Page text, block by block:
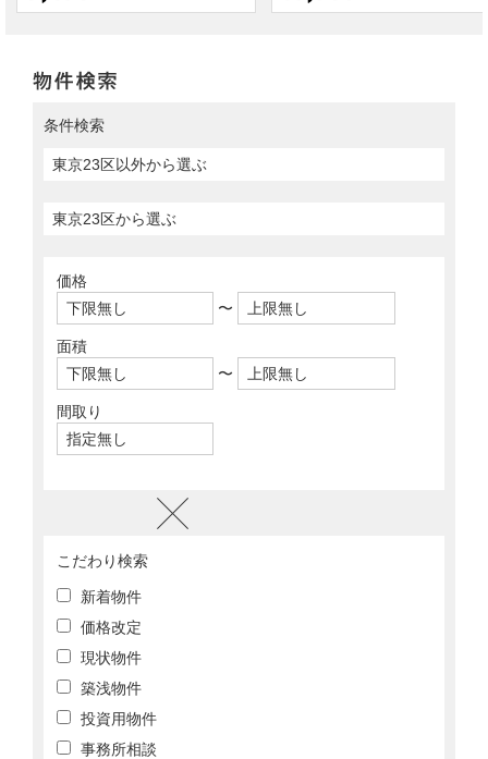
条件検索
価格
〜
面積
〜
間取り
こだわり検索
新着物件
価格改定
現状物件
築浅物件
投資用物件
事務所相談